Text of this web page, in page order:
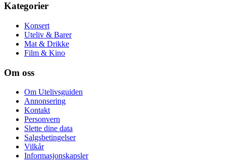
Kategorier
Konsert
Uteliv & Barer
Mat & Drikke
Film & Kino
Om oss
Om Utelivsguiden
Annonsering
Kontakt
Personvern
Slette dine data
Salgsbetingelser
Vilkår
Informasjonskapsler